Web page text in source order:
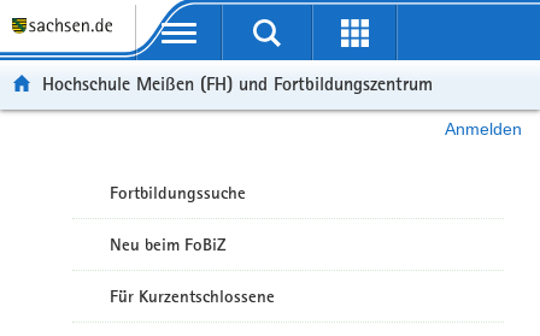
Portalübergreifende Navigation
Hochschule Meißen (FH) und Fortbildungszentrum
Anmelden
Fortbildungssuche
Neu beim FoBiZ
Für Kurzentschlossene